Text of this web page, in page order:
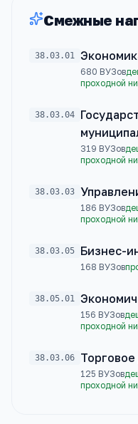
Смежные
38.03.01
680 ВУЗов
проходной
38.03.04
319 ВУЗов
проходной
38.03.03
186 ВУЗов
проходной
38.03.05 Бизнес-
168 ВУЗов
38.05.01
156 ВУЗов
проходной
38.03.06
125 ВУЗов
проходной